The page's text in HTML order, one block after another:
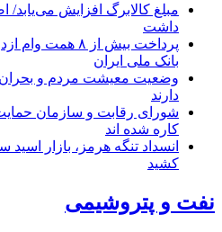
مبلغ کالابرگ افزایش می‌یابد/
داشت
پرداخت بیش از ۸
بانک ملی ایران
وضعیت معیشت مردم و بحران
دارند
شورای رقابت و سازمان
کاره شده اند
انسداد تنگه هرمز، بازار
کشید
نفت و پتروشیمی